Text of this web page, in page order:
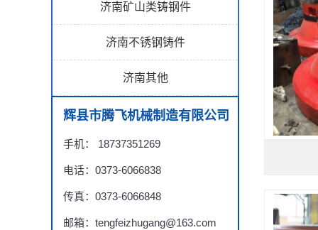
济南矿山类铸钢件
济南不锈钢铸件
济南其他
辉县市腾飞机械制造有限公司
手机： 18737351269
电话：0373-6066838
传真：0373-6066848
邮箱：tengfeizhugang@163.com